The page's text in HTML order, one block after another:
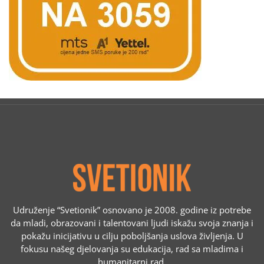
Udruženje “Svetionik” osnovano je 2008. godine iz potrebe
da mladi, obrazovani i talentovani ljudi iskažu svoja znanja i
pokažu inicijativu u cilju poboljšanja uslova življenja. U
fokusu našeg djelovanja su edukacija, rad sa mladima i
humanitarni rad.